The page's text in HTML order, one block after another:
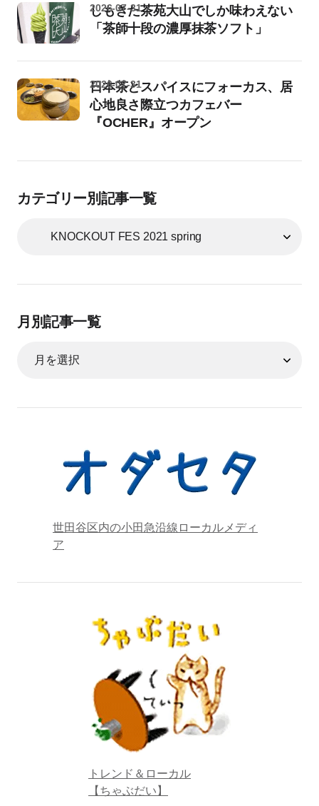
しもきた茶苑大山でしか味わえない
「茶師十段の濃厚抹茶ソフト」
2026-07-31
日本茶とスパイスにフォーカス、居
心地良さ際立つカフェバー
『OCHER』オープン
2026-07-31
カテゴリー別記事一覧
月別記事一覧
世田谷区内の小田急沿線ローカルメディ
ア
トレンド＆ローカル
【ちゃぶだい】